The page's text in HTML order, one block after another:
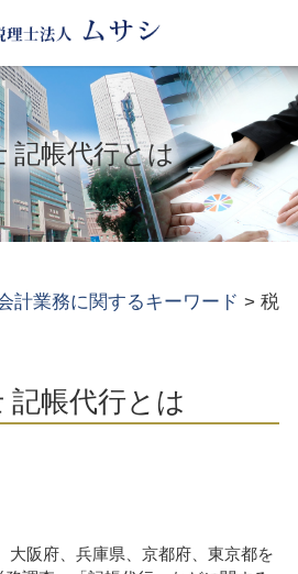
記帳代行とは
計業務に関するキーワード > 税
記帳代行とは
大阪府、兵庫県、京都府、東京都を